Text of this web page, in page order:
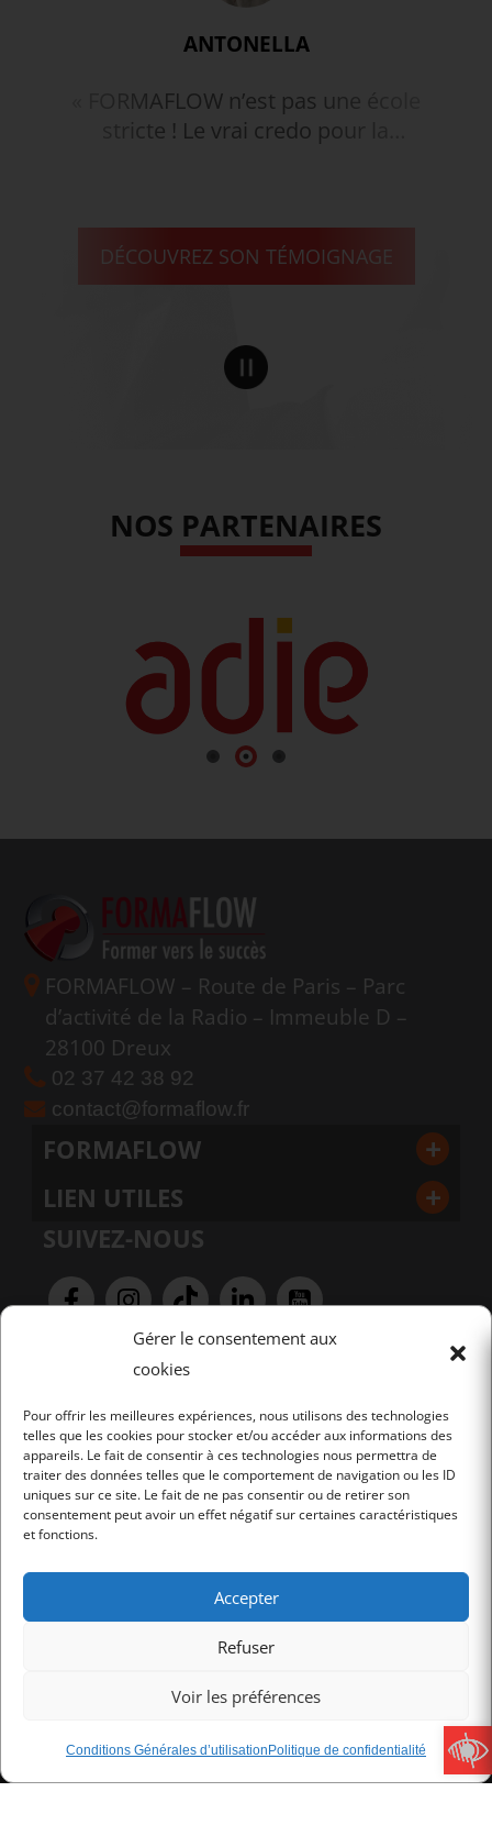
Gérer le consentement aux
cookies
Pour offrir les meilleures expériences, nous utilisons des technologies
telles que les cookies pour stocker et/ou accéder aux informations des
appareils. Le fait de consentir à ces technologies nous permettra de
traiter des données telles que le comportement de navigation ou les ID
uniques sur ce site. Le fait de ne pas consentir ou de retirer son
consentement peut avoir un effet négatif sur certaines caractéristiques
et fonctions.
Accepter
Refuser
Voir les préférences
Conditions Générales d’utilisation Politique de confidentialité
ANTONELLA
« FORMAFLOW n’est pas une école
stricte ! Le vrai credo pour la
DÉCOUVREZ SON TÉMOIGNAGE
NOS PARTENAIRES
FORMAFLOW – Route de Paris – Parc
d’activité de la Radio – Immeuble D –
28100 Dreux
02 37 42 38 92
contact@formaflow.fr
FORMAFLOW
LIEN UTILES
SUIVEZ-NOUS
NEWSLETTER
JE M'INSCRIS
Conditions Générales d’utilisation
Conditions Générales de Vente